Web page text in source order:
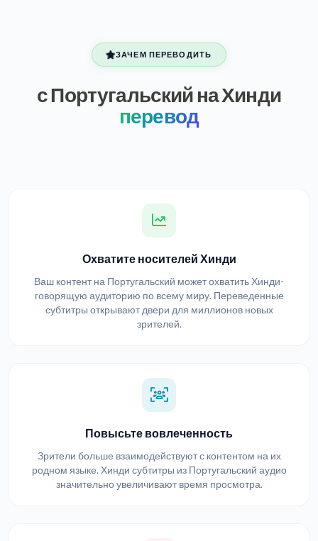
ЗАЧЕМ ПЕРЕВОДИТЬ
с Португальский на Хинди
перевод
Охватите носителей Хинди
Ваш контент на Португальский может охватить Хинди-
говорящую аудиторию по всему миру. Переведенные
субтитры открывают двери для миллионов новых
зрителей.
Повысьте вовлеченность
Зрители больше взаимодействуют с контентом на их
родном языке. Хинди субтитры из Португальский аудио
значительно увеличивают время просмотра.